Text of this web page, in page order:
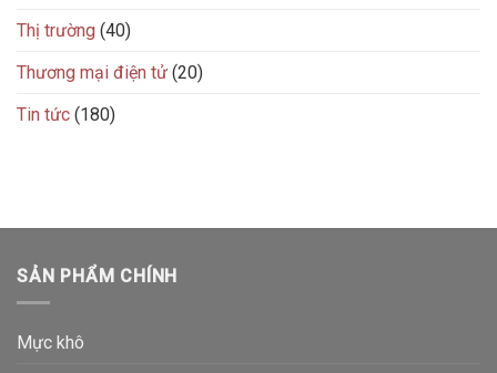
Thị trường (40)
Thương mại điện tử (20)
Tin tức (180)
SẢN PHẨM CHÍNH
Mực khô